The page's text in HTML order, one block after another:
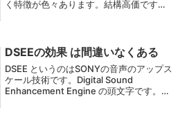
く特徴が色々あります。結構高価ですか
DSEEの効果 は間違いなくある
DSEE というのはSONYの音声のアップス
ケール技術です。Digital Sound
Enhancement Engine の頭文字です。現